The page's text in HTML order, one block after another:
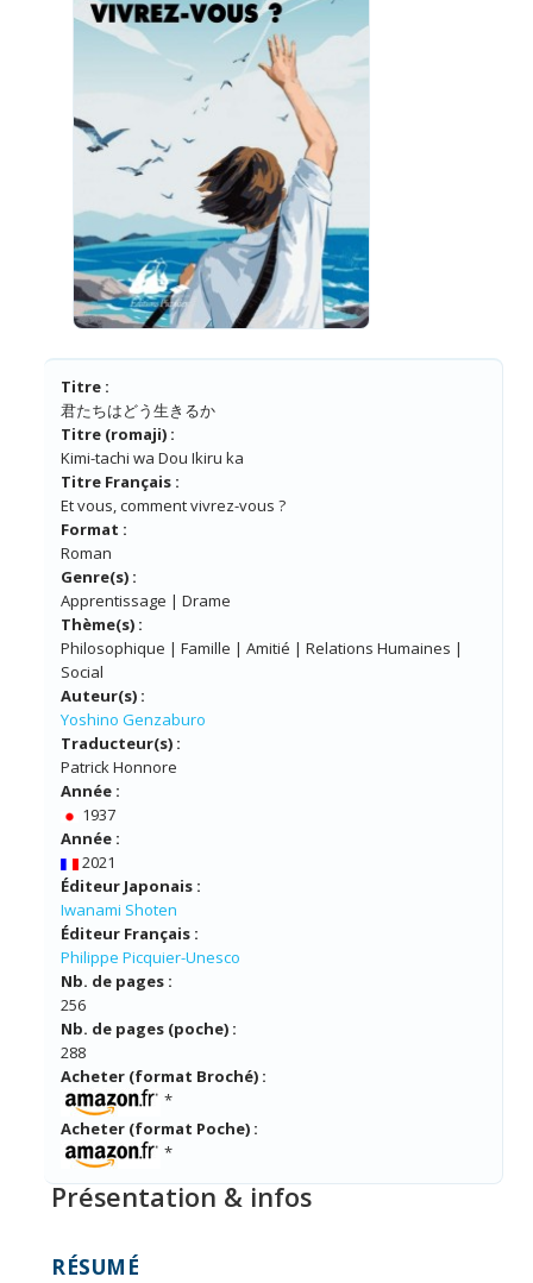
Titre :
君たちはどう生きるか
Titre (romaji) :
Kimi-tachi wa Dou Ikiru ka
Titre Français :
Et vous, comment vivrez-vous ?
Format :
Roman
Genre(s) :
Apprentissage | Drame
Thème(s) :
Philosophique | Famille | Amitié | Relations Humaines |
Social
Auteur(s) :
Yoshino Genzaburo
Traducteur(s) :
Patrick Honnore
Année :
1937
Année :
2021
Éditeur Japonais :
Iwanami Shoten
Éditeur Français :
Philippe Picquier-Unesco
Nb. de pages :
256
Nb. de pages (poche) :
288
Acheter (format Broché) :
*
Acheter (format Poche) :
*
Présentation & infos
RÉSUMÉ